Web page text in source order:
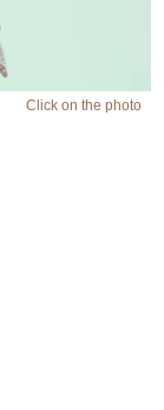
Click on the photo